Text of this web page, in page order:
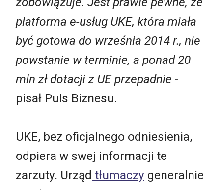
platforma e-usług UKE, która miała
być gotowa do września 2014 r., nie
powstanie w terminie, a ponad 20
mln zł dotacji z UE przepadnie -
pisał Puls Biznesu.
UKE, bez oficjalnego odniesienia,
odpiera w swej informacji te
zarzuty. Urząd tłumaczy generalnie